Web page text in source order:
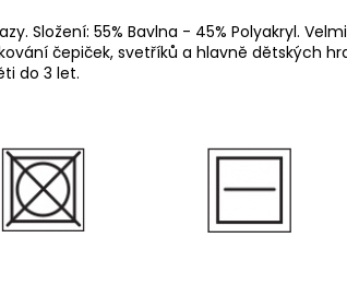
Složení: 55% Bavlna - 45% Polyakryl.
čepiček, svetříků a hlavně dětských
do 3 let.